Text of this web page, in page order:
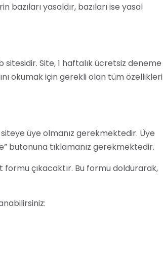
yasaldır, bazıları ise yasal
Site, 1 haftalık ücretsiz deneme
okumak için gerekli olan tüm özellikleri
üye olmanız gerekmektedir. Üye
butonuna tıklamanız gerekmektedir.
formu çıkacaktır. Bu formu doldurarak,